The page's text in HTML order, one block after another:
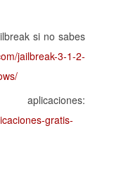
si no sabes
jailbreak-3-1-2-
gratis-